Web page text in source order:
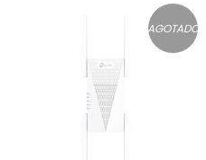
AGOTADO